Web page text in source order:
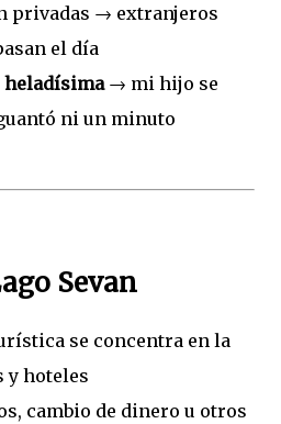
privadas → extranjeros
el día
heladísima→ mi hijo se
ni un minuto
Sevan
se concentra en la
hoteles
cambio de dinero u otros